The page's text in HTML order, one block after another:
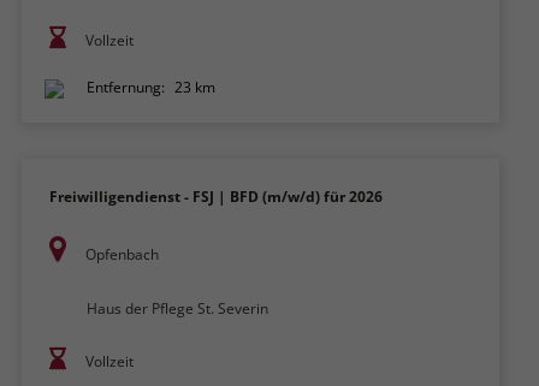
Vollzeit
Entfernung: 23 km
Freiwilligendienst - FSJ | BFD (m/w/d) für 2026
Opfenbach
Haus der Pflege St. Severin
Vollzeit